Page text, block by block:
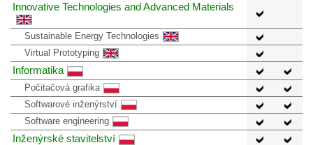
Innovative Technologies and Advanced Materials
Sustainable Energy Technologies
Virtual Prototyping
Informatika
Počitačová grafika
Softwarové inženýrství
Software engineering
Inženýrské stavitelství